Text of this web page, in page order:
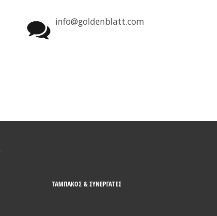
info@goldenblatt.com
ΤΑΜΠΑΚΟΣ & ΣΥΝΕΡΓΑΤΕΣ